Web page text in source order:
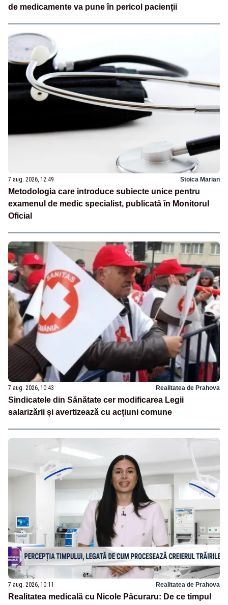
de medicamente va pune în pericol pacienții
7 aug. 2026, 12:49 Stoica Marian
Metodologia care introduce subiecte unice pentru
examenul de medic specialist, publicată în Monitorul
Oficial
7 aug. 2026, 10:43 Realitatea de Prahova
Sindicatele din Sănătate cer modificarea Legii
salarizării și avertizează cu acțiuni comune
7 aug. 2026, 10:11 Realitatea de Prahova
Realitatea medicală cu Nicole Păcuraru: De ce timpul